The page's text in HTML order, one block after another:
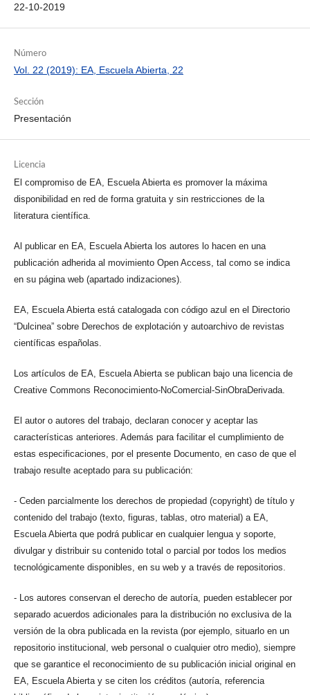
22-10-2019
Número
Vol. 22 (2019): EA, Escuela Abierta, 22
Sección
Presentación
Licencia
El compromiso de EA, Escuela Abierta es promover la máxima
disponibilidad en red de forma gratuita y sin restricciones de la
literatura científica.
Al publicar en EA, Escuela Abierta los autores lo hacen en una
publicación adherida al movimiento Open Access, tal como se indica
en su página web (apartado indizaciones).
EA, Escuela Abierta está catalogada con código azul en el Directorio
“Dulcinea” sobre Derechos de explotación y autoarchivo de revistas
científicas españolas.
Los artículos de EA, Escuela Abierta se publican bajo una licencia de
Creative Commons Reconocimiento-NoComercial-SinObraDerivada.
El autor o autores del trabajo, declaran conocer y aceptar las
características anteriores. Además para facilitar el cumplimiento de
estas especificaciones, por el presente Documento, en caso de que el
trabajo resulte aceptado para su publicación:
- Ceden parcialmente los derechos de propiedad (copyright) de título y
contenido del trabajo (texto, figuras, tablas, otro material) a EA,
Escuela Abierta que podrá publicar en cualquier lengua y soporte,
divulgar y distribuir su contenido total o parcial por todos los medios
tecnológicamente disponibles, en su web y a través de repositorios.
- Los autores conservan el derecho de autoría, pueden establecer por
separado acuerdos adicionales para la distribución no exclusiva de la
versión de la obra publicada en la revista (por ejemplo, situarlo en un
repositorio institucional, web personal o cualquier otro medio), siempre
que se garantice el reconocimiento de su publicación inicial original en
EA, Escuela Abierta y se citen los créditos (autoría, referencia